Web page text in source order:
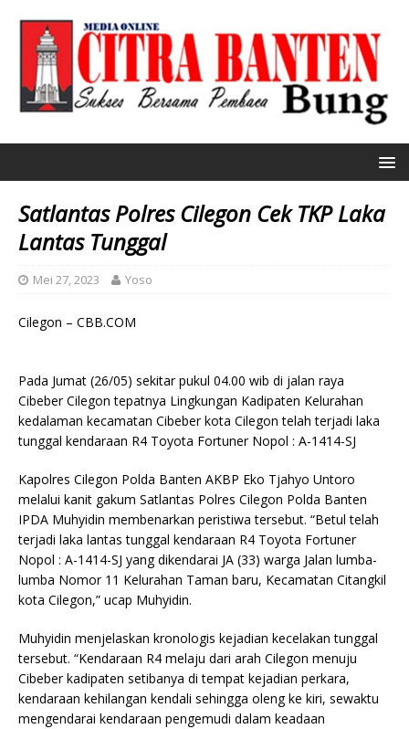
Satlantas Polres Cilegon Cek TKP Laka
Lantas Tunggal
Mei 27, 2023 Yoso
Cilegon – CBB.COM
Pada Jumat (26/05) sekitar pukul 04.00 wib di jalan raya
Cibeber Cilegon tepatnya Lingkungan Kadipaten Kelurahan
kedalaman kecamatan Cibeber kota Cilegon telah terjadi laka
tunggal kendaraan R4 Toyota Fortuner Nopol : A-1414-SJ
Kapolres Cilegon Polda Banten AKBP Eko Tjahyo Untoro
melalui kanit gakum Satlantas Polres Cilegon Polda Banten
IPDA Muhyidin membenarkan peristiwa tersebut. “Betul telah
terjadi laka lantas tunggal kendaraan R4 Toyota Fortuner
Nopol : A-1414-SJ yang dikendarai JA (33) warga Jalan lumba-
lumba Nomor 11 Kelurahan Taman baru, Kecamatan Citangkil
kota Cilegon,” ucap Muhyidin.
Muhyidin menjelaskan kronologis kejadian kecelakan tunggal
tersebut. “Kendaraan R4 melaju dari arah Cilegon menuju
Cibeber kadipaten setibanya di tempat kejadian perkara,
kendaraan kehilangan kendali sehingga oleng ke kiri, sewaktu
mengendarai kendaraan pengemudi dalam keadaan